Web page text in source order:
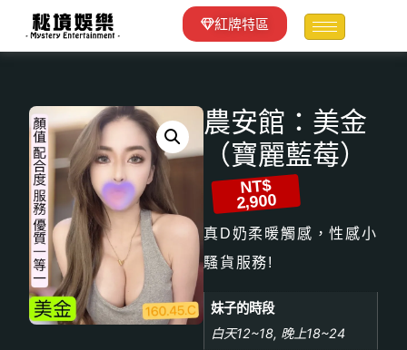
紅牌特區
農安館：美金
（寶麗藍莓）
NT$
2,900
真D奶柔暖觸感，性感小
騷貨服務!
妹子的時段
白天12~18, 晚上18~24